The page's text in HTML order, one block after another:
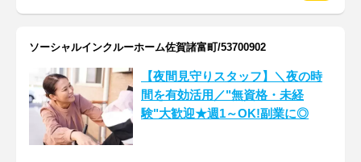
ソーシャルインクルーホーム佐賀諸富町/53700902
【夜間見守りスタッフ】＼夜の時
間を有効活用／"無資格・未経
験"大歓迎★週1～OK!副業に◎